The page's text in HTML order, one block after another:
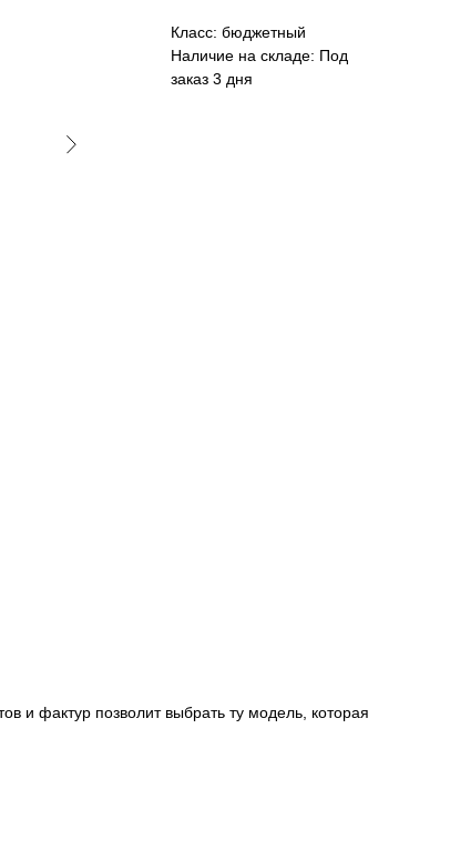
Класс: бюджетный
Наличие на складе: Под
заказ 3 дня
и фактур позволит выбрать ту модель, которая